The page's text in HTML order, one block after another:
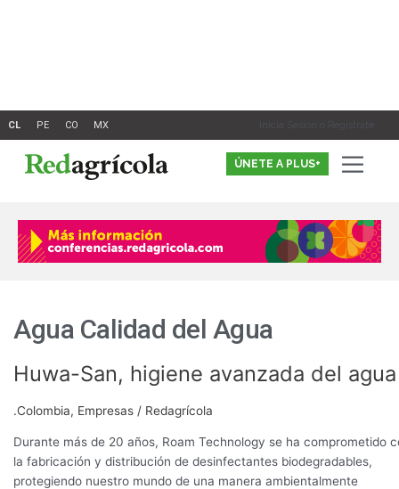
Inicia Sesión o Registrate
ÚNETE A PLUS+
Agua Calidad del Agua
Huwa-San, higiene avanzada del agua
.Colombia, Empresas / Redagrícola
Durante más de 20 años, Roam Technology se ha comprometido
la fabricación y distribución de desinfectantes biodegradables,
protegiendo nuestro mundo de una manera ambientalmente
Huwa-
higiene
del
agua